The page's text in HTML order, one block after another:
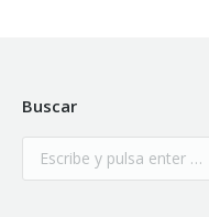
Buscar